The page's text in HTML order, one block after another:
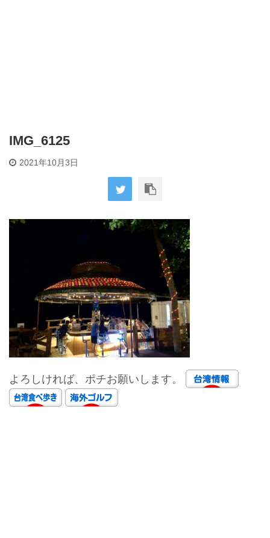
IMG_6125
2021年10月3日
よろしければ、ポチお願いします。